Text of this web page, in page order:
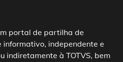
portal de partilha de
informativo, independente e
indiretamente à TOTVS, bem